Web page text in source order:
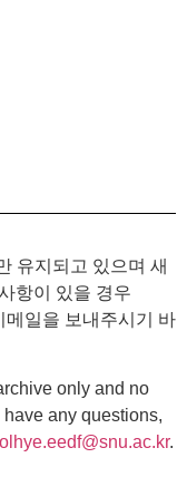
유지되고 있으며 새
항이 있을 경우
메일을 보내주시기 바
only and no
any questions,
.